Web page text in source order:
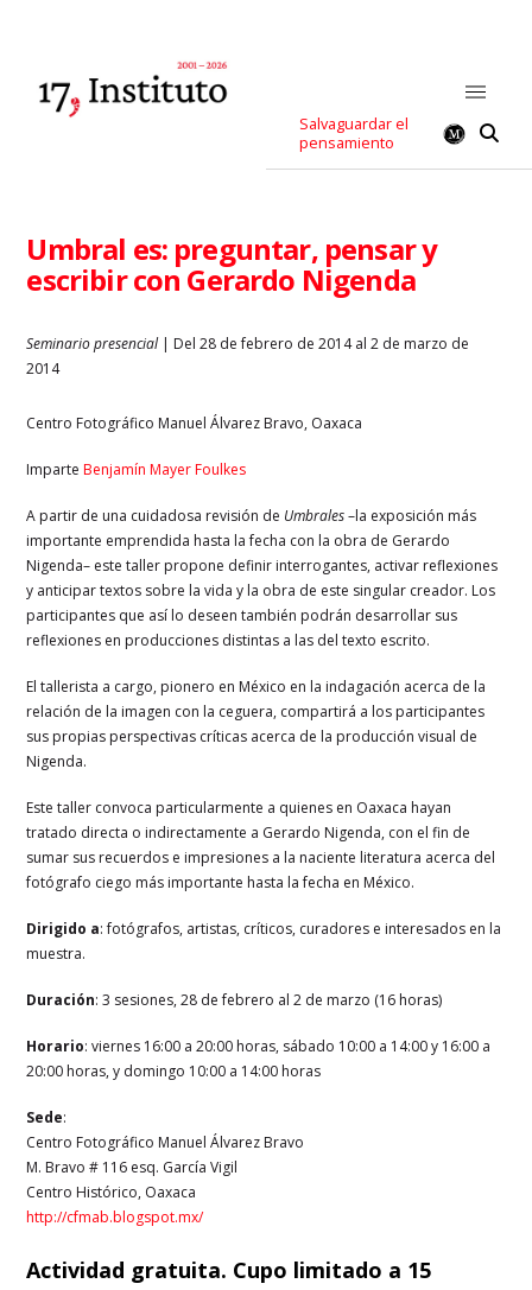
Salvaguardar el
pensamiento
Umbral es: preguntar, pensar y
escribir con Gerardo Nigenda
Seminario presencial| Del 28 de febrero de 2014 al 2 de marzo de
2014
Centro Fotográfico Manuel Álvarez Bravo, Oaxaca
ImparteBenjamín Mayer Foulkes
A partir de una cuidadosa revisión de Umbrales–la exposición más
importante emprendida hasta la fecha con la obra de Gerardo
Nigenda– este taller propone definir interrogantes, activar reflexiones
y anticipar textos sobre la vida y la obra de este singular creador. Los
participantes que así lo deseen también podrán desarrollar sus
reflexiones en producciones distintas a las del texto escrito.
El tallerista a cargo, pionero en México en la indagación acerca de la
relación de la imagen con la ceguera, compartirá a los participantes
sus propias perspectivas críticas acerca de la producción visual de
Nigenda.
Este taller convoca particularmente a quienes en Oaxaca hayan
tratado directa o indirectamente a Gerardo Nigenda, con el fin de
sumar sus recuerdos e impresiones a la naciente literatura acerca del
fotógrafo ciego más importante hasta la fecha en México.
Dirigido a: fotógrafos, artistas, críticos, curadores e interesados en la
muestra.
Duración: 3 sesiones, 28 de febrero al 2 de marzo (16 horas)
Horario: viernes 16:00 a 20:00 horas, sábado 10:00 a 14:00 y 16:00 a
20:00 horas, y domingo 10:00 a 14:00 horas
Sede:
Centro Fotográfico Manuel Álvarez Bravo
M. Bravo # 116 esq. García Vigil
Centro Histórico, Oaxaca
http://cfmab.blogspot.mx/
Actividad gratuita. Cupo limitado a 15